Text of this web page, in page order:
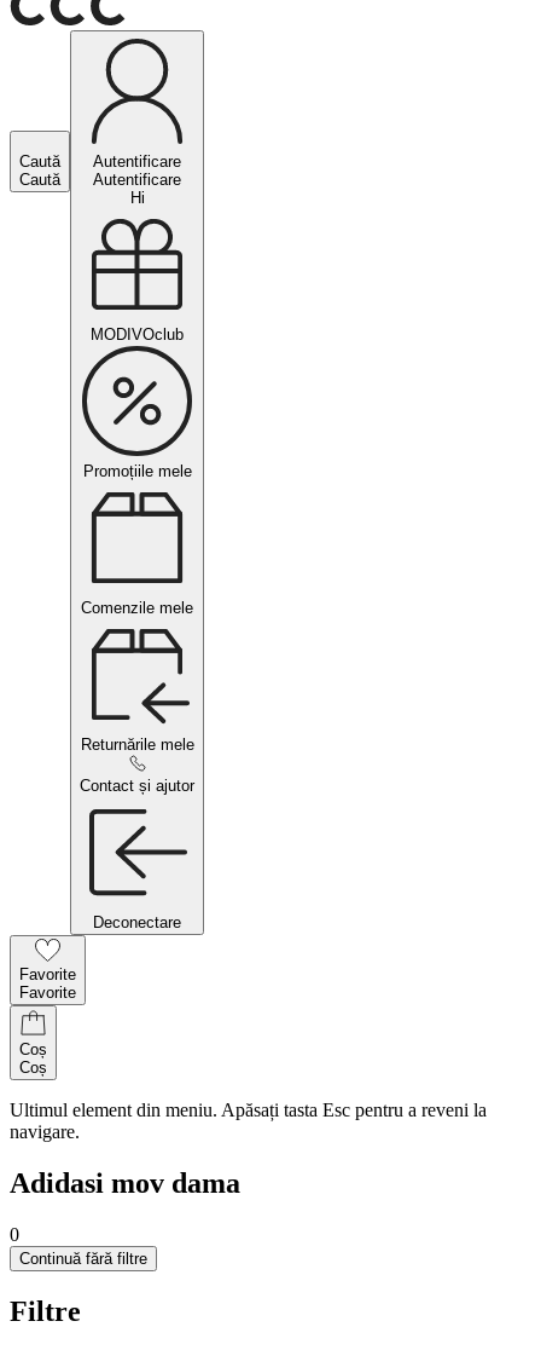
Caută
Caută
Autentificare
Autentificare
Hi
MODIVOclub
Promoțiile mele
Comenzile mele
Returnările mele
Contact și ajutor
Deconectare
Favorite
Favorite
Coș
Coș
Ultimul element din meniu. Apăsați tasta Esc pentru a reveni la
navigare.
Adidasi mov dama
0
Continuă fără filtre
Filtre